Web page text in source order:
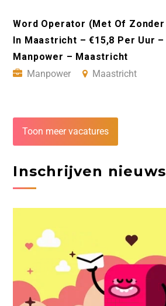
Word Operator (Met Of
In Maastricht – €15,8 Per Uur –
Manpower – Maastricht
Manpower
Maastricht
Toon meer vacatures
Inschrijven